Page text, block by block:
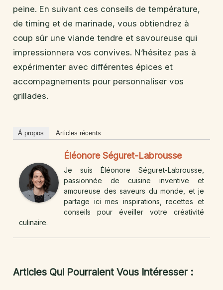
peine. En suivant ces conseils de température,
de timing et de marinade, vous obtiendrez à
coup sûr une viande tendre et savoureuse qui
impressionnera vos convives. N’hésitez pas à
expérimenter avec différentes épices et
accompagnements pour personnaliser vos
grillades.
À propos Articles récents
Éléonore Séguret-Labrousse
Je suis Éléonore Séguret-Labrousse,
passionnée de cuisine inventive et
amoureuse des saveurs du monde, et je
partage ici mes inspirations, recettes et
conseils pour éveiller votre créativité
culinaire.
Articles Qui Pourraient Vous Intéresser :